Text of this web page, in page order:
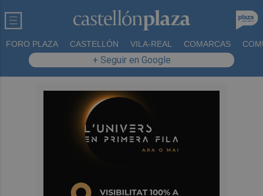
FORO PLAZA CASTELLÓN VILA-REAL COMARCAS
+ Seguir en Google